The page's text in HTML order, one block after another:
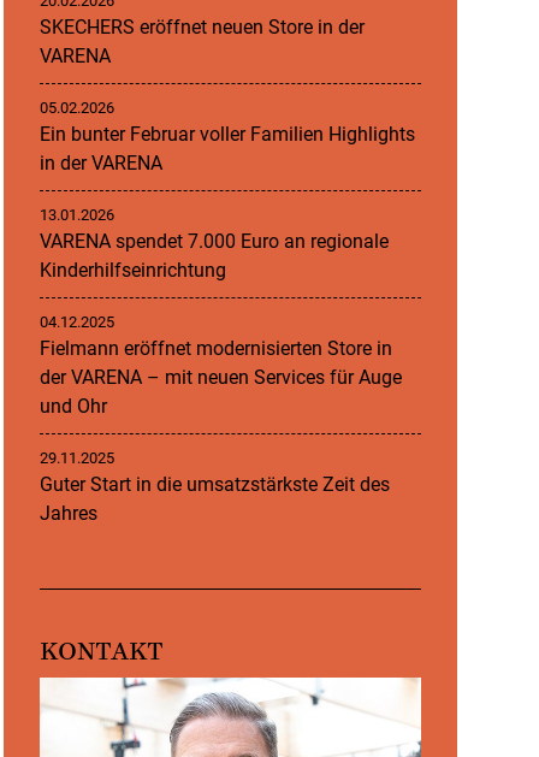
SKECHERS eröffnet neuen Store in der
VARENA
05.02.2026
Ein bunter Februar voller Familien Highlights
in der VARENA
13.01.2026
VARENA spendet 7.000 Euro an regionale
Kinderhilfseinrichtung
04.12.2025
Fielmann eröffnet modernisierten Store in
der VARENA – mit neuen Services für Auge
und Ohr
29.11.2025
Guter Start in die umsatzstärkste Zeit des
Jahres
KONTAKT